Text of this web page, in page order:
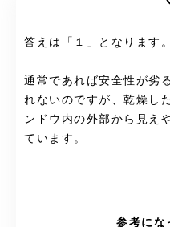
答えは「１」となります。
通常であれば安全性が劣
れないのですが、乾燥し
ンドウ内の外部から見え
ています。
参考にな